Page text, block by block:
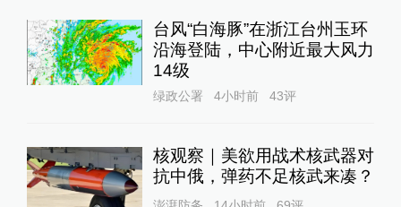
台风“白海豚”在浙江台州玉环
沿海登陆，中心附近最大风力
14级
绿政公署 4小时前 43评
核观察｜美欲用战术核武器对
抗中俄，弹药不足核武来凑？